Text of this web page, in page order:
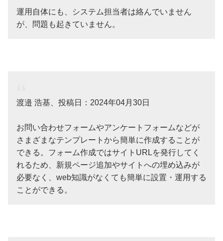
運用自体にも、システム担当者は絡んでいません
が、問題も起きていません。
渡邉 浩基、投稿日：2024年04月30日
お問い合わせフォームやアンケートフォームなどが
さまざまなテンプレートから簡単に作成することが
できる。フォーム作成ではサイトURLを発行してく
れるため、新規ページ追加やサイトへの埋め込みが
必要なく、web知識がなくても簡単に設置・運用する
ことができる。